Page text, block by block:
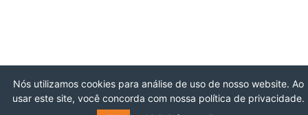
Nós utilizamos cookies para análise de uso de nosso website. Ao
usar este site, você concorda com nossa política de privacidade.